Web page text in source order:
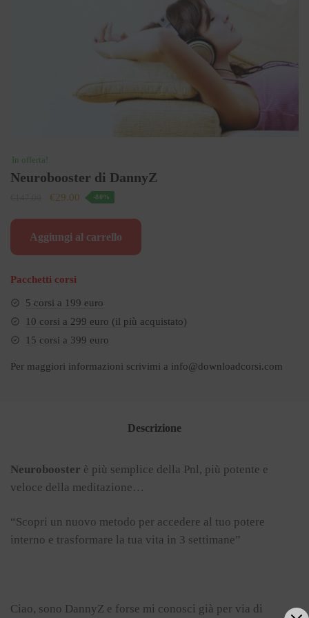
In offerta!
Neurobooster di DannyZ
Il
era:
€29.00
è:
-80%
Aggiungi al carrello
Pacchetti corsi
5 corsi a 199 euro
10 corsi a 299 euro (il più acquistato)
15 corsi a 399 euro
Per maggiori informazioni scrivimi a info@downloadcorsi.com
Descrizione
Neurobooster è più semplice della Pnl, più potente e
veloce della meditazione…
“Scopri un nuovo metodo per accedere al tuo potere
interno e trasformare la tua vita in 3 settimane”
Ciao, sono DannyZ e forse mi conosci già per via di